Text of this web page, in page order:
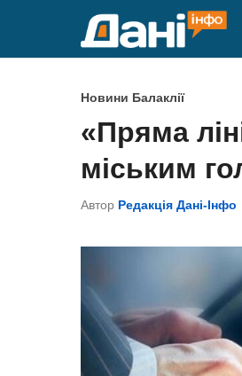
P
s
i
Новини Балаклії
«Пряма
міським
Автор Редакція Дані-Інфо